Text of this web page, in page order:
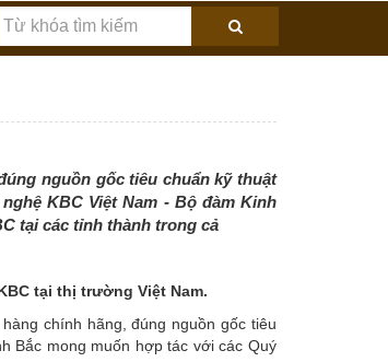
nguồn gốc tiêu chuẩn kỹ thuật
KBC Việt Nam - Bộ đàm Kinh
tại các tỉnh thành trong cả
tại thị trường Việt Nam.
chính hãng, đúng nguồn gốc tiêu
Bắc mong muốn hợp tác với các Quý